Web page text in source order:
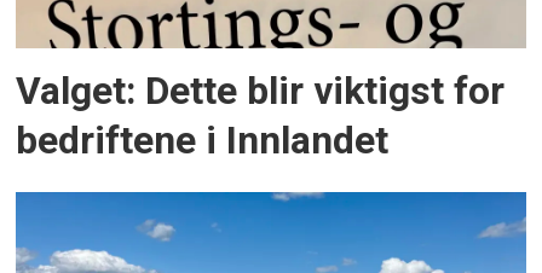
Valget: Dette blir viktigst for
bedriftene i Innlandet